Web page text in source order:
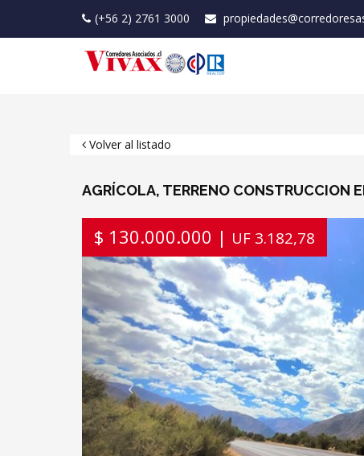
(+56 2) 2761 3000
Volver al listado
AGRÍCOLA, TERRENO CONSTRUCCION
$ 130.000.000 | UF 3.182,78
Previous